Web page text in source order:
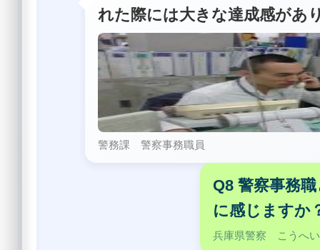
れた際には大きな達成感があ
警務課 警察事務職員
Q8 警察事務
に感じますか
兵庫県警察 こうへ